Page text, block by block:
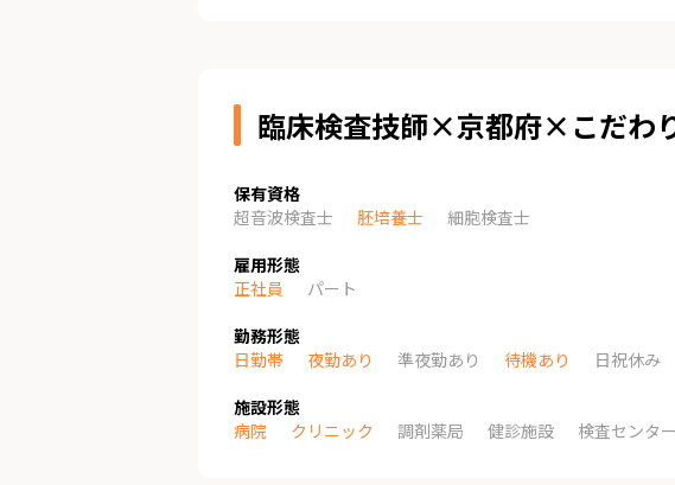
臨床検査技師×京都府×こだわ
保有資格
超音波検査士
胚培養士
細胞検査士
雇用形態
正社員
パート
勤務形態
日勤帯
夜勤あり 準夜勤あり 待機あり 日祝休み
施設形態
病院
クリニック 調剤薬局 健診施設 検査センター